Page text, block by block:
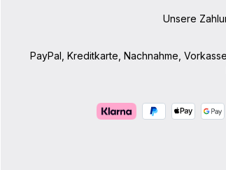
Unsere
PayPal, Kreditkarte, Nachnahme,